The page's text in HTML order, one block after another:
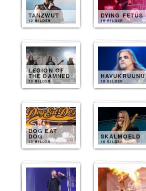
TANZWUT
12 BILDER
DYING FETUS
10 BILDER
LEGION OF
THE DAMNED
10 BILDER
HAVUKRUUNU
10 BILDER
DOG EAT
DOG
10 BILDER
SKALMOELD
10 BILDER